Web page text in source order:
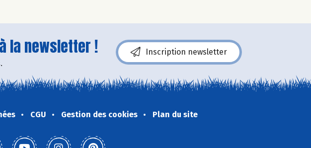
la newsletter ! Inscription newsletter
CGU Gestion des cookies Plan du site